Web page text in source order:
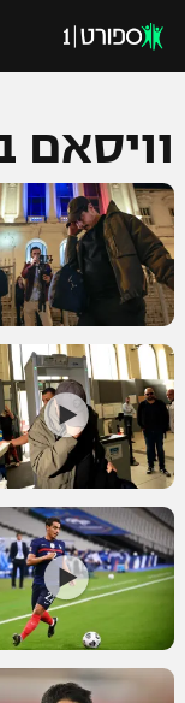
כדורגל ישראלי
ליגת העל
גביע הטוטו
ליגיונרים
גביע המדינה
נבחרת ישראל
מכבי חיפה
בית"ר ירושלים
כדורגל עולמי
ליגת האלופות
ליגה אירופית
ליגה אנגלית
ליגה גרמנית
ליגה ספרדית
ליגה איטלקית
כדורסל ישראלי
ליגת ווינר סל
ליגה לאומית
כדורסל נשים
מכבי תל אביב
הפועל חולון
כדורסל עולמי
NBA
יורוליג
יורוקאפ
ענפים נוספים
כדוריד
וויסאם